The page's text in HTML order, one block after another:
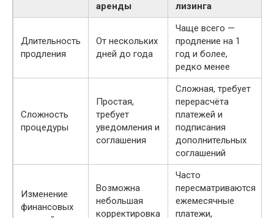
аренды
лизинга
Длительность
продления
От нескольких
дней до года
Чаще всего —
продление на 1
год и более,
редко менее
Сложность
процедуры
Простая,
требует
уведомления и
соглашения
Сложная, требует
перерасчёта
платежей и
подписания
дополнительных
соглашений
Изменение
финансовых
Возможна
небольшая
корректировка
Часто
пересматриваются
ежемесячные
платежи,